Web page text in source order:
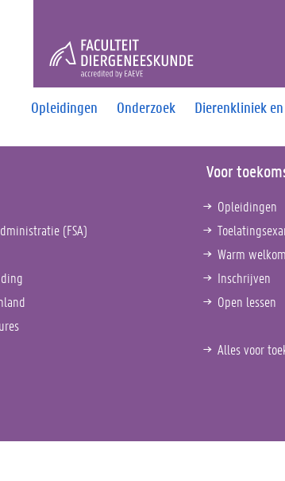
Opleidingen Onderzoek Dierenkliniek
FACULTEIT
(FSA)
Voor
Opleidingen
Warm welkom
Inschrijven
Open lessen
Alles voor